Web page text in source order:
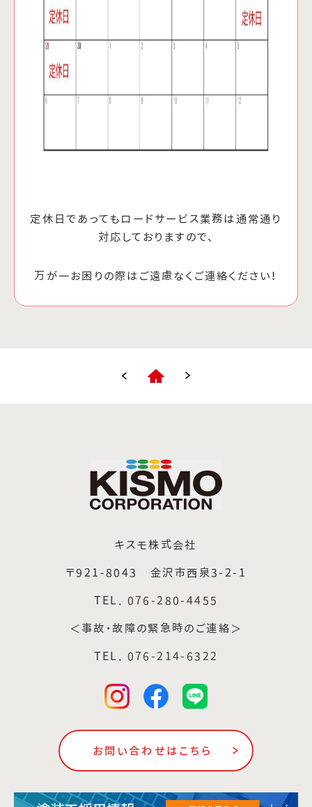
定休日であってもロードサービス業務は通常通り
対応しておりますので、
万が一お困りの際はご遠慮なくご連絡ください！
キスモ株式会社
〒921-8043 金沢市西泉3-2-1
TEL. 076-280-4455
＜事故・故障の緊急時のご連絡＞
TEL. 076-214-6322
お問い合わせはこちら